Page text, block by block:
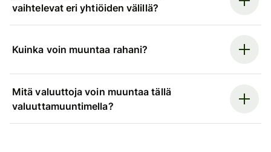
vaihtelevat eri yhtiöiden välillä?
Kuinka voin muuntaa rahani?
Mitä valuuttoja voin muuntaa tällä
valuuttamuuntimella?